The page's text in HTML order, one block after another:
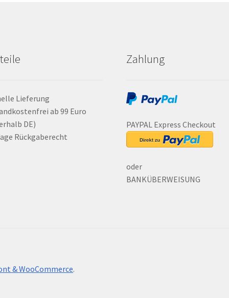
Lieferung
ab 99 Euro
DE)
Rückgaberecht
Zahlung
PAYPAL Express Checkout
oder
BANKÜBERWEISUNG
& WooCommerce.